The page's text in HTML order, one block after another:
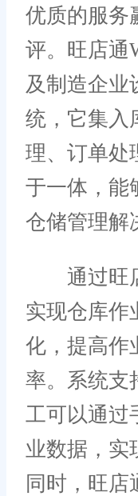
优质的服务
评。旺店通
及制造企业
统，它集入
理、订单处
于一体，能
仓储管理解
通过旺店
实现仓库作
化，提高作
率。系统支
工可以通过
业数据，实
同时，旺店